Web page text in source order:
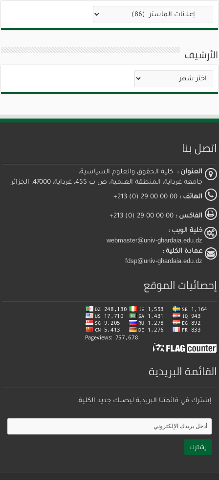
تصنيفات
الأرشيف
الأرشيف
اتصل بنا
العنوان : كلية الحقوق والعلوم السياسية،
جامعة غرداية، المنطقة العلمية، ص ب 455، غرداية، 47000، الجزائر
الهاتف : 00 00 00 29 (0) 213+
الفاكس : 00 00 00 29 (0) 213+
خلية الويب :
webmaster@univ-ghardaia.edu.dz
عمادة الكلية :
fdsp@univ-ghardaia.edu.dz
إحصائيات الموقع
القائمة البريدية
إشترك في قائمتنا البريدية ليصلك جديد الكلية.